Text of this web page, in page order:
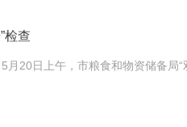
检查
20日上午，市粮食和物资储备局